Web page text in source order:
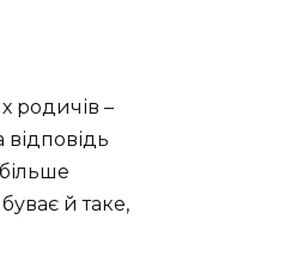
родичів –
й таке,